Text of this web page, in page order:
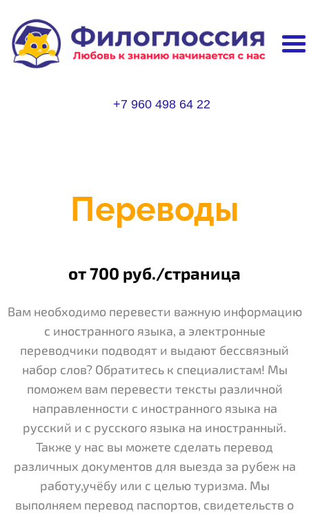
+7 960 498 64 22
Переводы
от 700 руб./страница
Вам необходимо перевести важную информацию
с иностранного языка, а электронные
переводчики подводят и выдают бессвязный
набор слов? Обратитесь к специалистам! Мы
поможем вам перевести тексты различной
направленности с иностранного языка на
русский и с русского языка на иностранный.
Также у нас вы можете сделать перевод
различных документов для выезда за рубеж на
работу,учёбу или с целью туризма. Мы
выполняем перевод паспортов, свидетельств о